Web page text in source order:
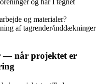
og har I tegnet
og materialer?
af tagrender/inddækninger
— når projektet er